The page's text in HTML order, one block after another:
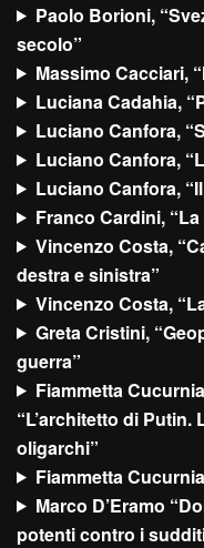
Paolo Borioni,
secolo”
Massimo Cacciari,
Luciana Cadahia,
Luciano Canfora,
Luciano Canfora,
Luciano Canfora,
Franco Cardini,
Vincenzo Costa,
destra e sinistra”
Vincenzo Costa,
Greta Cristini,
guerra”
Fiammetta
“L’architetto di
oligarchi”
Fiammetta
Marco D’Eramo
potenti contro i